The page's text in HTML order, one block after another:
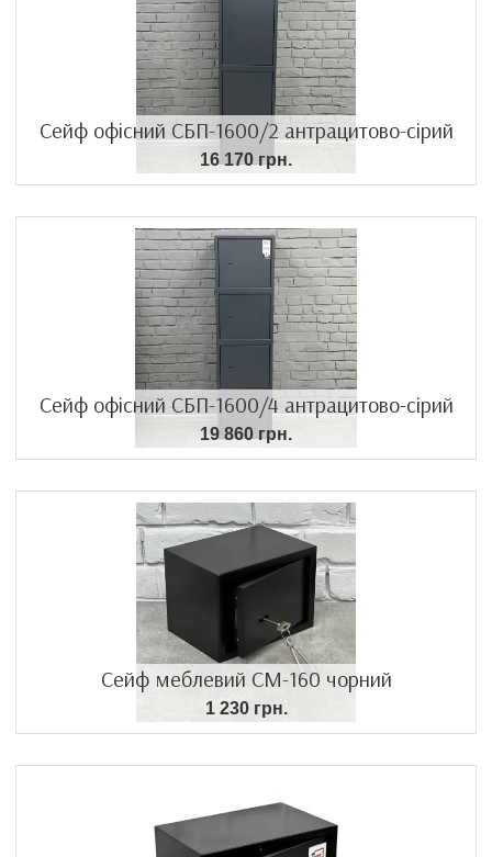
Сейф офісний СБП-1600/2 антрацитово-сірий
16 170 грн.
Сейф офісний СБП-1600/4 антрацитово-сірий
19 860 грн.
Сейф меблевий СМ-160 чорний
1 230 грн.